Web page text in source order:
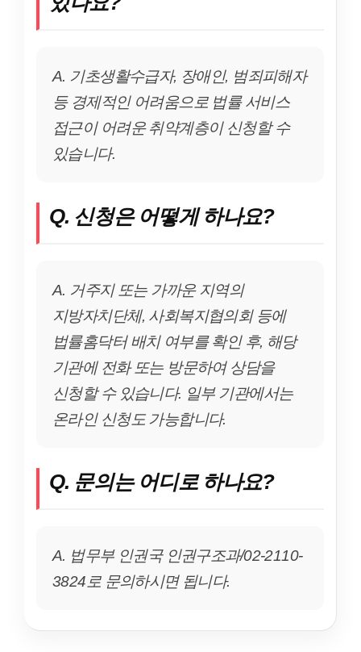
A. 기초생활수급자, 장애인, 범죄피해자
등 경제적인 어려움으로 법률 서비스
접근이 어려운 취약계층이 신청할 수
있습니다.
Q. 신청은 어떻게 하나요?
A. 거주지 또는 가까운 지역의
지방자치단체, 사회복지협의회 등에
법률홈닥터 배치 여부를 확인 후, 해당
기관에 전화 또는 방문하여 상담을
신청할 수 있습니다. 일부 기관에서는
온라인 신청도 가능합니다.
Q. 문의는 어디로 하나요?
A. 법무부 인권국 인권구조과/02-2110-
3824로 문의하시면 됩니다.